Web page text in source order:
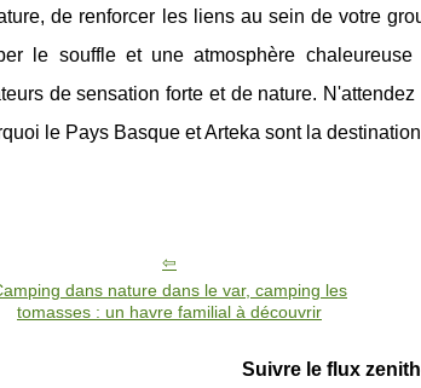
de renforcer les liens au sein de votre
le souffle et une atmosphère
de sensation forte et de nature.
le Pays Basque et Arteka sont la
dans nature dans le var, camping les
tomasses : un havre familial à découvrir
Suivre le flux